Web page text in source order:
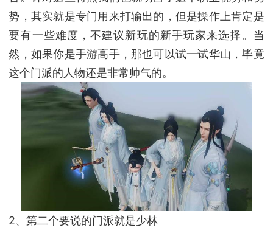
势，其实就是专门用来打输出的，但是操作上肯定是
要有一些难度，不建议新玩的新手玩家来选择。当
然，如果你是手游高手，那也可以试一试华山，毕竟
这个门派的人物还是非常帅气的。
2、第二个要说的门派就是少林